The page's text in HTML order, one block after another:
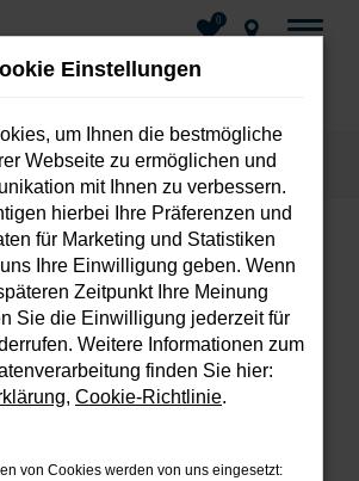
0
Fahrzeug-Showroom
ERROR
ein Fehler aufgetreten.
Tipps, die dir helfen
deine Firewall und
Einstellungen
um Ihnen die bestmögliche
Webseite zu ermöglichen und
mit Ihnen zu verbessern.
hierbei Ihre Präferenzen und
für Marketing und Statistiken
Ihre Einwilligung geben. Wenn
Zeitpunkt Ihre Meinung
Sie die Einwilligung jederzeit für
Weitere Informationen zum
finden Sie hier:
, Cookie-Richtlinie.
von Cookies werden von uns eingesetzt: